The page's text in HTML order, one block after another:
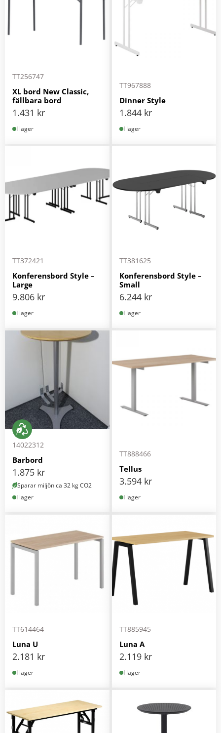
TT256747
XL bord New Classic,
fällbara bord
1.431 kr
I lager
TT967888
Dinner Style
1.844 kr
I lager
TT372421
Konferensbord Style –
Large
9.806 kr
I lager
TT381625
Konferensbord Style –
Small
6.244 kr
I lager
14022312
Barbord
1.875 kr
Sparar miljön ca 32 kg CO2
I lager
TT888466
Tellus
3.594 kr
I lager
TT614464
Luna U
2.181 kr
I lager
TT885945
Luna A
2.119 kr
I lager